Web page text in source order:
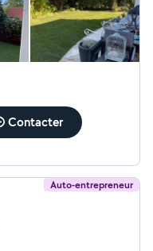
Contacter
Auto-entrepreneur